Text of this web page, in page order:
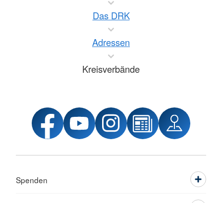
Das DRK
Adressen
Kreisverbände
Spenden